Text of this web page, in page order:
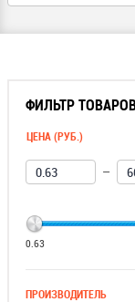
ФИЛЬТР
ЦЕНА (РУБ.)
—
0.63
ПРОИЗВОДИТЕЛЬ